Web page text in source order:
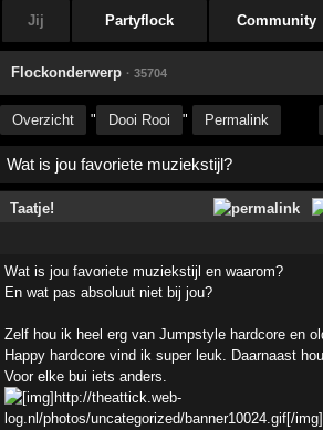
Jij Partyflock Community
Flockonderwerp · 35704
Overzicht " Dooi Rooi " Permalink
Wat is jou favoriete muziekstijl?
Taatje!
Wat is jou favoriete muziekstijl en waarom?
En wat pas absoluut niet bij jou?
Zelf hou ik heel erg van Jumpstyle hardcore en
Happy hardcore vind ik super leuk. Daarnaast
Voor elke bui iets anders.